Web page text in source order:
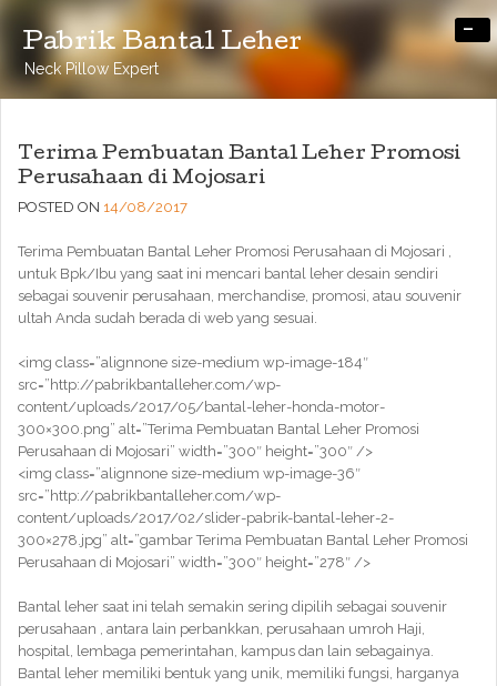
Pabrik Bantal Leher
Neck Pillow Expert
-
Terima Pembuatan Bantal Leher Promosi
Perusahaan di Mojosari
POSTED ON 14/08/2017
Terima Pembuatan Bantal Leher Promosi Perusahaan di Mojosari ,
untuk Bpk/Ibu yang saat ini mencari bantal leher desain sendiri
sebagai souvenir perusahaan, merchandise, promosi, atau souvenir
ultah Anda sudah berada di web yang sesuai.
<img class=”alignnone size-medium wp-image-184″
src=”http://pabrikbantalleher.com/wp-
content/uploads/2017/05/bantal-leher-honda-motor-
300×300.png” alt=”Terima Pembuatan Bantal Leher Promosi
Perusahaan di Mojosari” width=”300″ height=”300″ />
<img class=”alignnone size-medium wp-image-36″
src=”http://pabrikbantalleher.com/wp-
content/uploads/2017/02/slider-pabrik-bantal-leher-2-
300×278.jpg” alt=”gambar Terima Pembuatan Bantal Leher Promosi
Perusahaan di Mojosari” width=”300″ height=”278″ />
Bantal leher saat ini telah semakin sering dipilih sebagai souvenir
perusahaan , antara lain perbankkan, perusahaan umroh Haji,
hospital, lembaga pemerintahan, kampus dan lain sebagainya.
Bantal leher memiliki bentuk yang unik, memiliki fungsi, harganya